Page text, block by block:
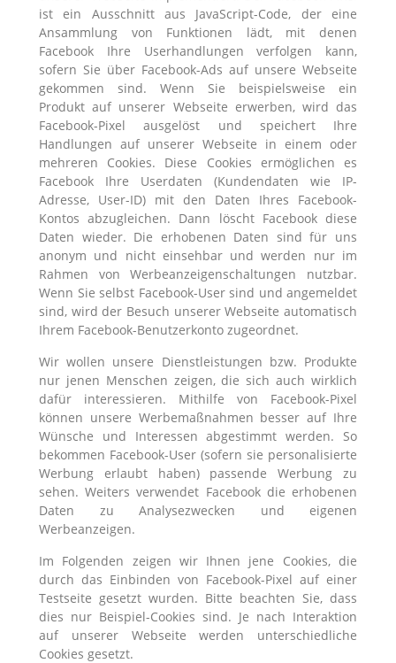
ist ein Ausschnitt aus JavaScript-Code, der eine
Ansammlung von Funktionen lädt, mit denen
Facebook Ihre Userhandlungen verfolgen kann,
sofern Sie über Facebook-Ads auf unsere Webseite
gekommen sind. Wenn Sie beispielsweise ein
Produkt auf unserer Webseite erwerben, wird das
Facebook-Pixel ausgelöst und speichert Ihre
Handlungen auf unserer Webseite in einem oder
mehreren Cookies. Diese Cookies ermöglichen es
Facebook Ihre Userdaten (Kundendaten wie IP-
Adresse, User-ID) mit den Daten Ihres Facebook-
Kontos abzugleichen. Dann löscht Facebook diese
Daten wieder. Die erhobenen Daten sind für uns
anonym und nicht einsehbar und werden nur im
Rahmen von Werbeanzeigenschaltungen nutzbar.
Wenn Sie selbst Facebook-User sind und angemeldet
sind, wird der Besuch unserer Webseite automatisch
Ihrem Facebook-Benutzerkonto zugeordnet.
Wir wollen unsere Dienstleistungen bzw. Produkte
nur jenen Menschen zeigen, die sich auch wirklich
dafür interessieren. Mithilfe von Facebook-Pixel
können unsere Werbemaßnahmen besser auf Ihre
Wünsche und Interessen abgestimmt werden. So
bekommen Facebook-User (sofern sie personalisierte
Werbung erlaubt haben) passende Werbung zu
sehen. Weiters verwendet Facebook die erhobenen
Daten zu Analysezwecken und eigenen
Werbeanzeigen.
Im Folgenden zeigen wir Ihnen jene Cookies, die
durch das Einbinden von Facebook-Pixel auf einer
Testseite gesetzt wurden. Bitte beachten Sie, dass
dies nur Beispiel-Cookies sind. Je nach Interaktion
auf unserer Webseite werden unterschiedliche
Cookies gesetzt.